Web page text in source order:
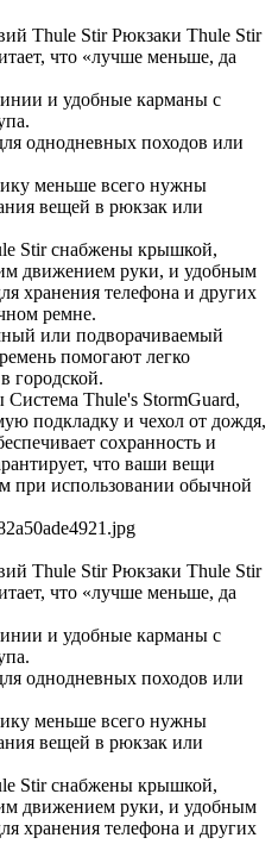
Thule Stir Рюкзаки Thule Stir
что «лучше меньше, да
и удобные карманы с
однодневных походов или
меньше всего нужны
вещей в рюкзак или
Stir снабжены крышкой,
движением руки, и удобным
хранения телефона и других
ремне.
или подворачиваемый
помогают легко
городской.
Thule's StormGuard,
подкладку и чехол от дождя,
сохранность и
что ваши вещи
при использовании обычной
Thule Stir Рюкзаки Thule Stir
что «лучше меньше, да
и удобные карманы с
однодневных походов или
меньше всего нужны
вещей в рюкзак или
Stir снабжены крышкой,
движением руки, и удобным
хранения телефона и других